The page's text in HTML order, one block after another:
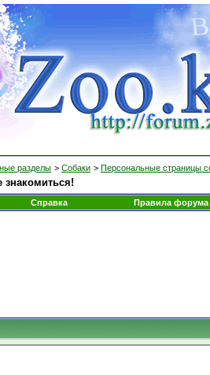
разделы > Собаки > Персональные страницы
знакомиться!
Справка Правила форума